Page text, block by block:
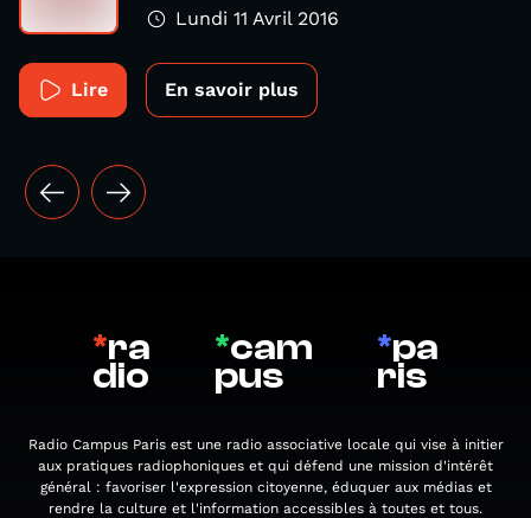
Lundi 11 Avril 2016
Lire En savoir plus
*ra
dio
*cam
pus
*pa
ris
Radio Campus Paris est une radio associative locale qui vise à initier
aux pratiques radiophoniques et qui défend une mission d'intérêt
général : favoriser l'expression citoyenne, éduquer aux médias et
rendre la culture et l'information accessibles à toutes et tous.